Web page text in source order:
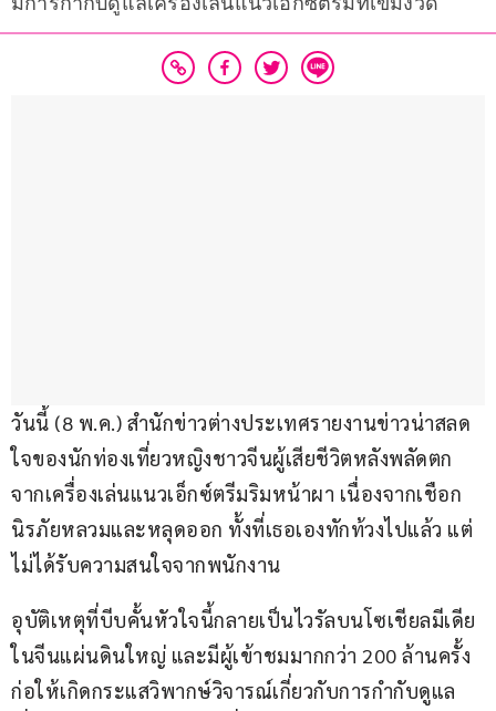
วันนี้ (8 พ.ค.) สำนักข่าวต่างประเทศรายงานข่าวน่าสลด
ใจของนักท่องเที่ยวหญิงชาวจีนผู้เสียชีวิตหลังพลัดตก
จากเครื่องเล่นแนวเอ็กซ์ตรีมริมหน้าผา เนื่องจากเชือก
นิรภัยหลวมและหลุดออก ทั้งที่เธอเองทักท้วงไปแล้ว แต่
ไม่ได้รับความสนใจจากพนักงาน
อุบัติเหตุที่บีบคั้นหัวใจนี้กลายเป็นไวรัลบนโซเชียลมีเดีย
ในจีนแผ่นดินใหญ่ และมีผู้เข้าชมมากกว่า 200 ล้านครั้ง
ก่อให้เกิดกระแสวิพากษ์วิจารณ์เกี่ยวกับการกำกับดูแล